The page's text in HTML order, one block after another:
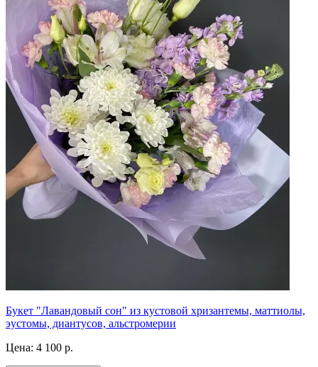
Букет "Лавандовый сон" из кустовой хризантемы, маттиолы,
эустомы, диантусов, альстромерии
Цена: 4 100 р.